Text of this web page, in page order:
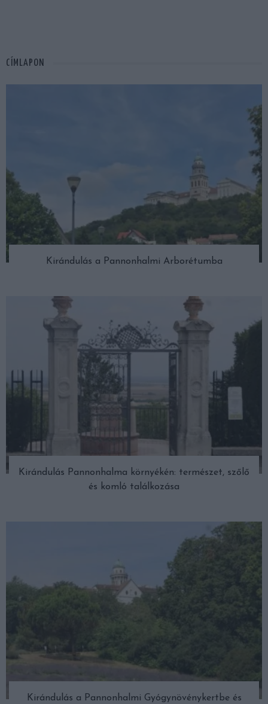
CÍMLAPON
Kirándulás a Pannonhalmi Arborétumba
Kirándulás Pannonhalma környékén: természet, szőlő
és komló találkozása
Kirándulás a Pannonhalmi Gyógynövénykertbe és